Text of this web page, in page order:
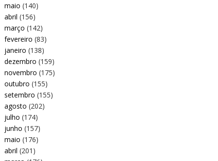
maio (140)
abril (156)
março (142)
fevereiro (83)
janeiro (138)
dezembro (159)
novembro (175)
outubro (155)
setembro (155)
agosto (202)
julho (174)
junho (157)
maio (176)
abril (201)